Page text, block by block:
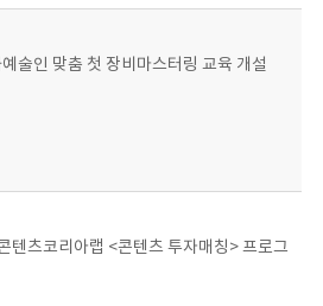
술인 맞춤 첫 장비마스터링 교육 개설
텐츠코리아랩 <콘텐츠 투자매칭> 프로그